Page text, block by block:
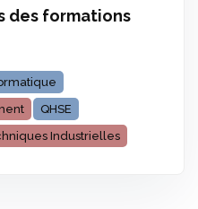
des formations
QHSE
Industrielles